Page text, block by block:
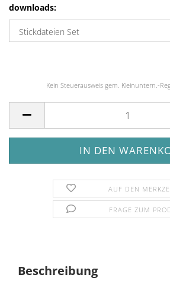
downloads:
Kein Steuerausweis gem. Kleinuntern.-
AUF DEN
FRAGE ZUM
Beschreibung